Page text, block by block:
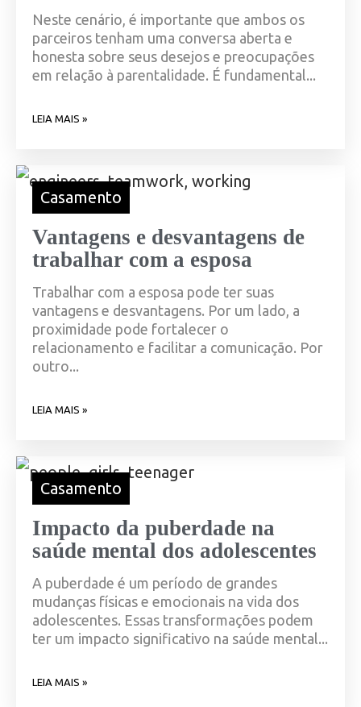
Neste cenário, é importante que ambos os
parceiros tenham uma conversa aberta e
honesta sobre seus desejos e preocupações
em relação à parentalidade. É fundamental...
LEIA MAIS »
Casamento
Vantagens e desvantagens de
trabalhar com a esposa
Trabalhar com a esposa pode ter suas
vantagens e desvantagens. Por um lado, a
proximidade pode fortalecer o
relacionamento e facilitar a comunicação. Por
outro...
LEIA MAIS »
Casamento
Impacto da puberdade na
saúde mental dos adolescentes
A puberdade é um período de grandes
mudanças físicas e emocionais na vida dos
adolescentes. Essas transformações podem
ter um impacto significativo na saúde mental...
LEIA MAIS »